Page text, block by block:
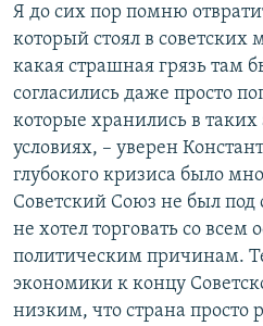
Я до сих пор помню
который стоял в
какая страшная грязь там
согласились даже просто
которые хранились в
условиях, – уверен
глубокого кризиса было
Советский Союз не был
не хотел торговать со
политическим причинам.
экономики к концу
низким, что страна просто